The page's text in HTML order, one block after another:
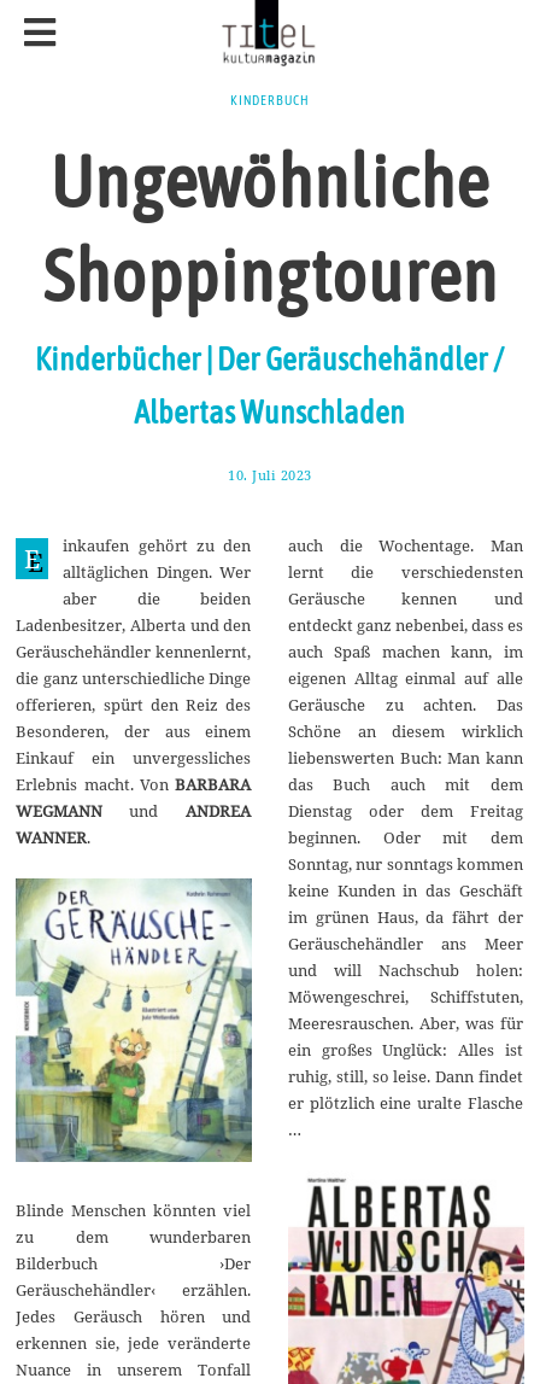
KINDERBUCH
Ungewöhnliche
Shoppingtouren
Kinderbücher | Der Geräuschehändler /
Albertas Wunschladen
10. Juli 2023
u
i
2
0
2
3
E
inkaufen gehört zu den
alltäglichen Dingen. Wer
aber die beiden
Ladenbesitzer, Alberta und den
Geräuschehändler kennenlernt,
die ganz unterschiedliche Dinge
offerieren, spürt den Reiz des
Besonderen, der aus einem
Einkauf ein unvergessliches
Erlebnis macht. VonBARBARA
WEGMANNund ANDREA
WANNER.
Blinde Menschen könnten viel
zu dem wunderbaren
Bilderbuch ›Der
Geräuschehändler‹ erzählen.
Jedes Geräusch hören und
erkennen sie, jede veränderte
Nuance in unserem Tonfall
auch die Wochentage. Man
lernt die verschiedensten
Geräusche kennen und
entdeckt ganz nebenbei, dass es
auch Spaß machen kann, im
eigenen Alltag einmal auf alle
Geräusche zu achten. Das
Schöne an diesem wirklich
liebenswerten Buch: Man kann
das Buch auch mit dem
Dienstag oder dem Freitag
beginnen. Oder mit dem
Sonntag, nur sonntags kommen
keine Kunden in das Geschäft
im grünen Haus, da fährt der
Geräuschehändler ans Meer
und will Nachschub holen:
Möwengeschrei, Schiffstuten,
Meeresrauschen. Aber, was für
ein großes Unglück: Alles ist
ruhig, still, so leise. Dann findet
er plötzlich eine uralte Flasche
…